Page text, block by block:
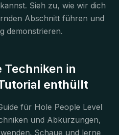
Sieh zu, wie wir dich
Abschnitt führen und
demonstrieren.
in
enthüllt
für Hole People Level
und Abkürzungen,
Schaue und lerne